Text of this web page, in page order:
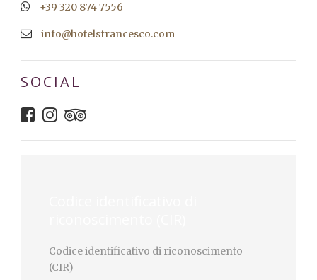
+39 320 874 7556
info@hotelsfrancesco.com
SOCIAL
Codice identificativo di riconoscimento
(CIR)